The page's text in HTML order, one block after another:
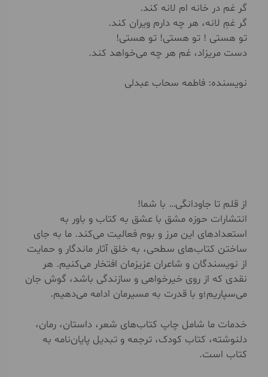
گر غم در خانه ام لانه کند.
گر غمِ لانه، هر چه دارم ویران کند.
تو هستی ! تو هستی! تو هستی!
دست مریزاد، غم هر چه می‌خواهد کند.
نویسنده: فاطمه سحاب عبدلی
از قلم تا جاودانگی… با شما!
انتشارات حوزه مشق با عشق به کتاب و باور به
استعدادهای این مرز و بوم فعالیت می‌کند. ما به جای
ساختن کتاب‌های سطحی، به خلق آثار ماندگار و حمایت
از نویسندگان و شاعران عزیزمان افتخار می‌کنیم. هر
نقدی که از روی خیرخواهی و سازندگی باشد، گوش جان
می‌سپاریم؛و با قدرت به مسیرمان ادامه می‌دهیم.
خدمات ما شامل چاپ کتاب‌های شعر، داستان، رمان،
دلنوشته، کتاب کودک، ترجمه و تبدیل پایان‌نامه به
کتاب است.